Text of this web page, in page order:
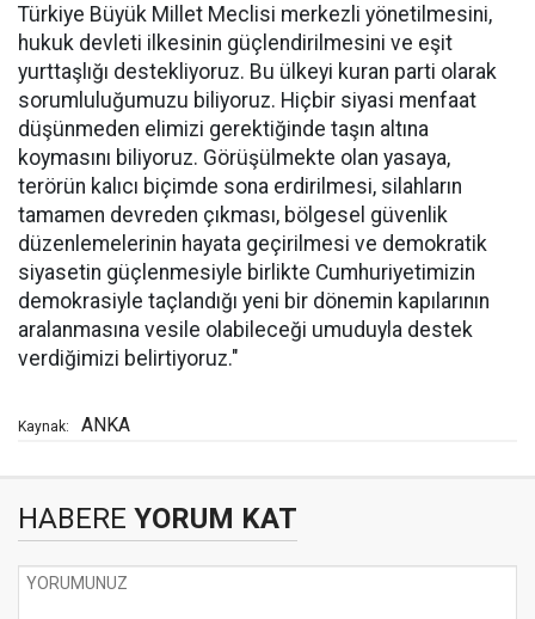
Türkiye Büyük Millet Meclisi merkezli yönetilmesini,
hukuk devleti ilkesinin güçlendirilmesini ve eşit
yurttaşlığı destekliyoruz. Bu ülkeyi kuran parti olarak
sorumluluğumuzu biliyoruz. Hiçbir siyasi menfaat
düşünmeden elimizi gerektiğinde taşın altına
koymasını biliyoruz. Görüşülmekte olan yasaya,
terörün kalıcı biçimde sona erdirilmesi, silahların
tamamen devreden çıkması, bölgesel güvenlik
düzenlemelerinin hayata geçirilmesi ve demokratik
siyasetin güçlenmesiyle birlikte Cumhuriyetimizin
demokrasiyle taçlandığı yeni bir dönemin kapılarının
aralanmasına vesile olabileceği umuduyla destek
verdiğimizi belirtiyoruz."
Kaynak: ANKA
HABERE YORUM KAT